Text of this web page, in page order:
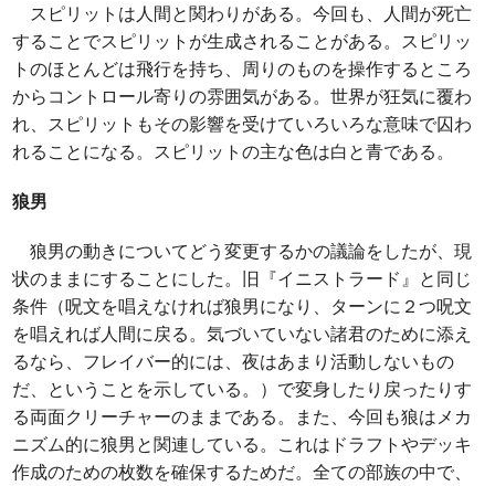
スピリットは人間と関わりがある。今回も、人間が死亡
することでスピリットが生成されることがある。スピリッ
トのほとんどは飛行を持ち、周りのものを操作するところ
からコントロール寄りの雰囲気がある。世界が狂気に覆わ
れ、スピリットもその影響を受けていろいろな意味で囚わ
れることになる。スピリットの主な色は白と青である。
狼男
狼男の動きについてどう変更するかの議論をしたが、現
状のままにすることにした。旧『イニストラード』と同じ
条件（呪文を唱えなければ狼男になり、ターンに２つ呪文
を唱えれば人間に戻る。気づいていない諸君のために添え
るなら、フレイバー的には、夜はあまり活動しないもの
だ、ということを示している。）で変身したり戻ったりす
る両面クリーチャーのままである。また、今回も狼はメカ
ニズム的に狼男と関連している。これはドラフトやデッキ
作成のための枚数を確保するためだ。全ての部族の中で、